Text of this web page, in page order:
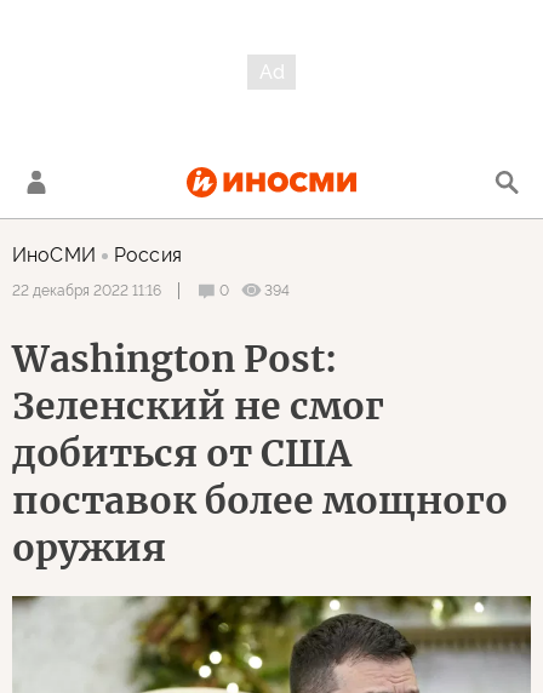
ИноСМИ Россия
22 декабря 2022 11:16 0 394
Washington Post:
Зеленский не смог
добиться от США
поставок более мощного
оружия